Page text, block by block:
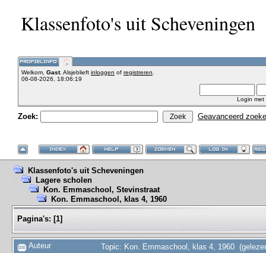
Klassenfoto's uit Scheveningen
Welkom, Gast. Alsjeblieft inloggen of registreren
06-08-2026, 18:06:19
Login met
Zoek: Geavanceerd
Klassenfoto's uit Scheveningen
Lagere scholen
Kon. Emmaschool, Stevinstraat
Kon. Emmaschool, klas 4, 1960
Pagina's: [1]
Auteur Topic: Kon. Emmaschool, klas 4, 1960